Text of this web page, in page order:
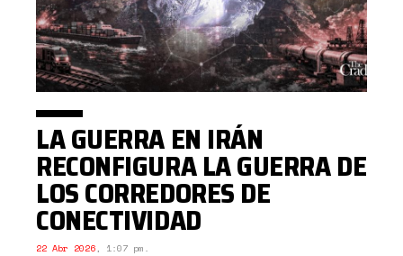
LA GUERRA EN IRÁN
RECONFIGURA LA GUERRA DE
LOS CORREDORES DE
CONECTIVIDAD
22 Abr 2026, 1:07 pm.